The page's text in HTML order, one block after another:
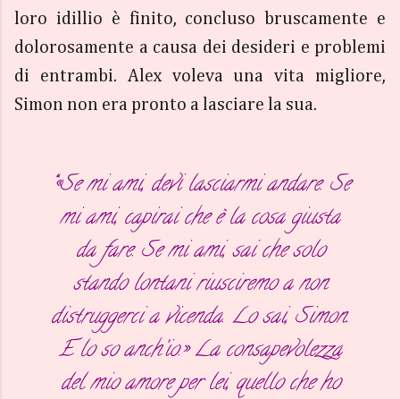
loro idillio è finito, concluso bruscamente e
dolorosamente a causa dei desideri e problemi
di entrambi. Alex voleva una vita migliore,
Simon non era pronto a lasciare la sua.
“«Se mi ami, devi lasciarmi andare. Se
mi ami, capirai che è la cosa giusta
da fare. Se mi ami, sai che solo
stando lontani riusciremo a non
distruggerci a vicenda. Lo sai, Simon.
E lo so anch’io.» La consapevolezza
del mio amore per lei, quello che ho